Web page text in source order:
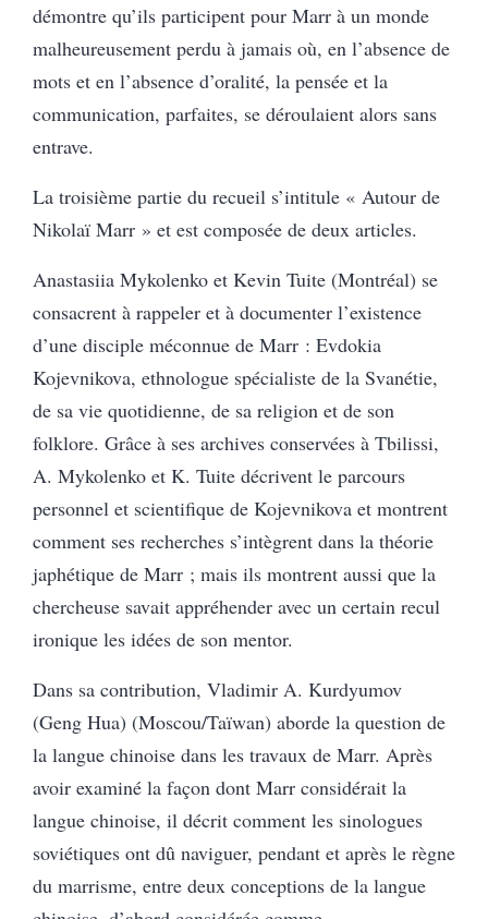
démontre qu’ils participent pour Marr à un monde
malheureusement perdu à jamais où, en l’absence de
mots et en l’absence d’oralité, la pensée et la
communication, parfaites, se déroulaient alors sans
entrave.
La troisième partie du recueil s’intitule « Autour de
Nikolaï Marr » et est composée de deux articles.
Anastasiia Mykolenko et Kevin Tuite (Montréal) se
consacrent à rappeler et à documenter l’existence
d’une disciple méconnue de Marr : Evdokia
Kojevnikova, ethnologue spécialiste de la Svanétie,
de sa vie quotidienne, de sa religion et de son
folklore. Grâce à ses archives conservées à Tbilissi,
A. Mykolenko et K. Tuite décrivent le parcours
personnel et scientifique de Kojevnikova et montrent
comment ses recherches s’intègrent dans la théorie
japhétique de Marr ; mais ils montrent aussi que la
chercheuse savait appréhender avec un certain recul
ironique les idées de son mentor.
Dans sa contribution, Vladimir A. Kurdyumov
(Geng Hua) (Moscou/Taïwan) aborde la question de
la langue chinoise dans les travaux de Marr. Après
avoir examiné la façon dont Marr considérait la
langue chinoise, il décrit comment les sinologues
soviétiques ont dû naviguer, pendant et après le règne
du marrisme, entre deux conceptions de la langue